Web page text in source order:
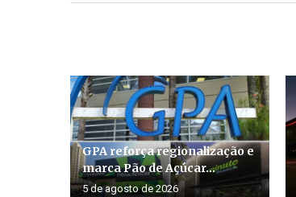
GPA reforça regionalização e
marca Pão de Açúcar...
5 de agosto de 2026